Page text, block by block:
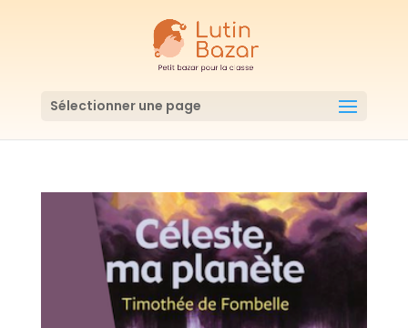
Sélectionner une page